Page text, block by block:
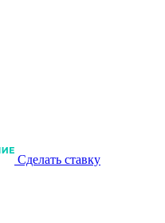
Сделать ставку